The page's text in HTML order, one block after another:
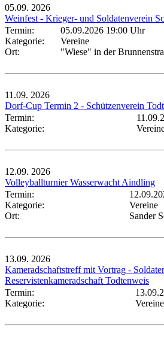
05.09. 2026
Weinfest - Krieger- und Soldatenverein
Termin:
05.09.2026 19:00 Uhr
Kategorie:
Vereine
Ort:
"Wiese" in der
11.09. 2026
Dorf-Cup Termin 2 - Schützenverein
Termin:
Kategorie:
12.09. 2026
Volleyballturnier Wasserwacht Aindling
Termin:
Kategorie:
Vereine
Ort:
Sander
13.09. 2026
Kameradschaftstreff mit Vortrag -
Reservistenkameradschaft Todtenweis
Termin:
Kategorie:
Vereine